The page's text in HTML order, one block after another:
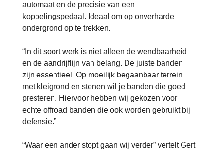
automaat en de precisie van een
koppelingspedaal. Ideaal om op onverharde
ondergrond op te trekken.
“In dit soort werk is niet alleen de wendbaarheid
en de aandrijflijn van belang. De juiste banden
zijn essentieel. Op moeilijk begaanbaar terrein
met kleigrond en stenen wil je banden die goed
presteren. Hiervoor hebben wij gekozen voor
echte offroad banden die ook worden gebruikt bij
defensie.”
“Waar een ander stopt gaan wij verder” vertelt Gert